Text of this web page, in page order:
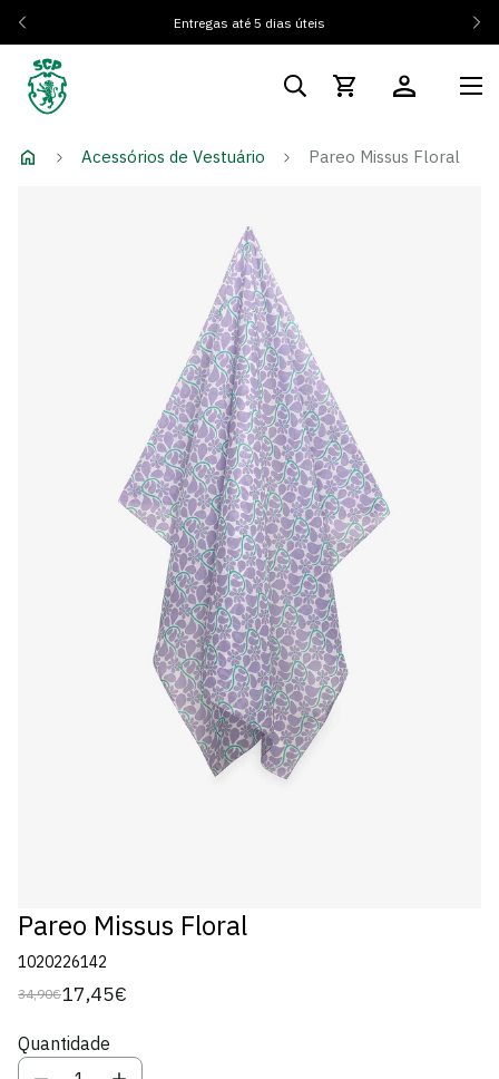
Entregas até 5 dias úteis
Acessórios de Vestuário Pareo Missus Floral
Pareo Missus Floral
1020226142
Preço
34,90€
Preço
venda
17,45€
Quantidade